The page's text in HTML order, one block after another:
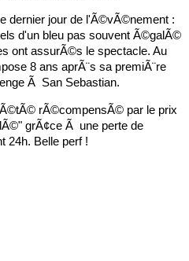
dernier jour de l'Ã©vÃ©nement :
d'un bleu pas souvent Ã©galÃ©
ont assurÃ©s le spectacle. Au
8 ans aprÃ¨s sa premiÃ¨re
Ã San Sebastian.
rÃ©compensÃ© par le prix
grÃ¢ce Ã une perte de
24h. Belle perf !